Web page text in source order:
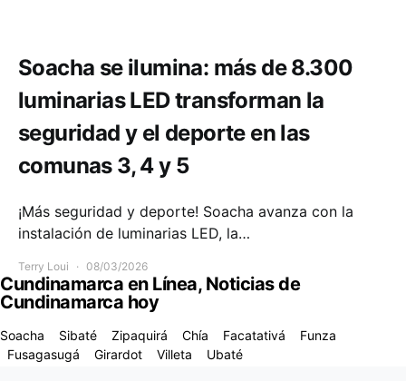
Soacha se ilumina: más de 8.300
luminarias LED transforman la
seguridad y el deporte en las
comunas 3, 4 y 5
¡Más seguridad y deporte! Soacha avanza con la
instalación de luminarias LED, la…
Terry Loui 08/03/2026
Cundinamarca en Línea, Noticias de
Cundinamarca hoy
Soacha Sibaté Zipaquirá Chía Facatativá
Funza
Fusagasugá
Girardot Villeta Ubaté